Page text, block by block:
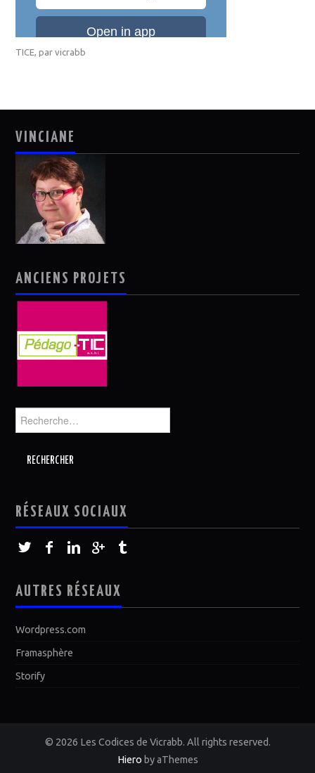
TICE, parvicrabb
VINCIANE
ANCIENS PROJETS
Rechercher :
RÉSEAUX SOCIAUX
AUTRES RÉSEAUX
Wordpress.com
Framasphère
Storify
© 2026 Les Codices de Vicrabb. All rights reserved.
Hiero by aThemes